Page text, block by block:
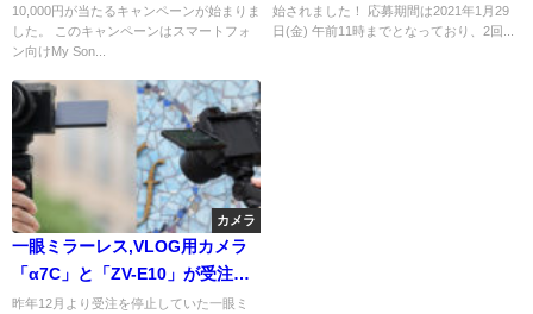
10,000円が当たるキャンペーンが始まりま
した。 このキャンペーンはスマートフォ
ン向けMy Son...
始されました！ 応募期間は2021年1月29
日(金) 午前11時までとなっており、2回...
カメラ
一眼ミラーレス,VLOG用カメラ
「α7C」と「ZV-E10」が受注再
開！ 6/24以降ソニーストアでの
昨年12月より受注を停止していた一眼ミ